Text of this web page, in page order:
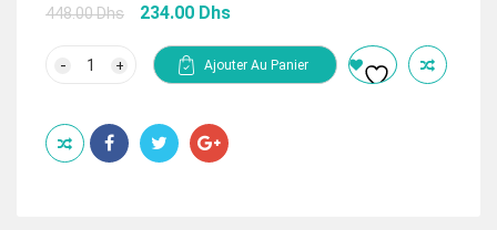
448.00Dhs
Le
initial
était :
234.00 Dhs
est :
CLINICEUTICA
GEL
NETTOYANT
Ajouter Au Panier